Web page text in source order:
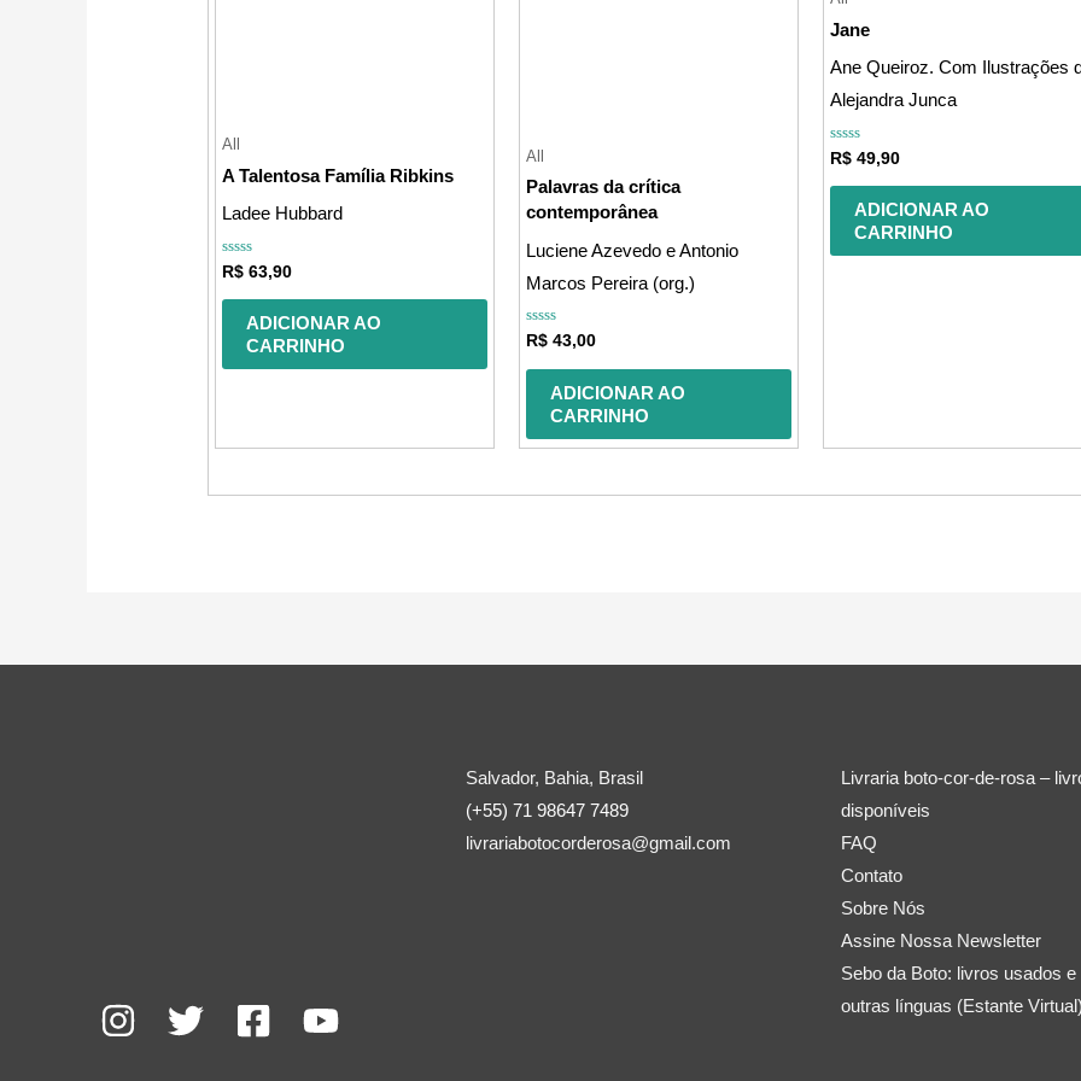
All
A Talentosa Família Ribkins
Ladee Hubbard
Avaliação
de
R$ 63,90
ADICIONAR AO
CARRINHO
All
Palavras da crítica
contemporânea
Luciene Azevedo e Antonio
Marcos Pereira (org.)
Avaliação
de
R$ 43,00
ADICIONAR AO
CARRINHO
Jane
Ane Queiroz. Com Ilustrações
Alejandra Junca
Avaliação
de
R$49,90
ADICIONAR AO
CARRINHO
Salvador, Bahia, Brasil
(+55) 71 98647 7489
livrariabotocorderosa@gmail.com
Livraria boto-cor-de-rosa –
disponíveis
FAQ
Contato
Sobre Nós
Assine Nossa Newsletter
Sebo da Boto: livros usados
outras línguas (Estante